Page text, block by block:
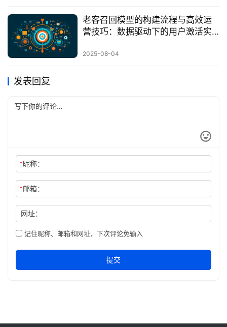
老客召回模型的构建流程与高效运
营技巧：数据驱动下的用户激活实
2025-08-04
发表回复
*昵称：
*邮箱：
网址：
记住昵称、邮箱和网址，下次评论免输入
提交